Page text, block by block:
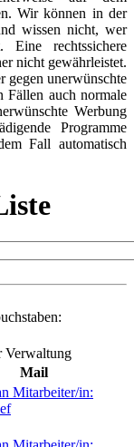
Wir können in der
wissen nicht, wer
Eine rechtssichere
nicht gewährleistet.
unerwünschte
Fällen auch normale
Werbung
Programme
Fall automatisch
Verwaltung
Mail